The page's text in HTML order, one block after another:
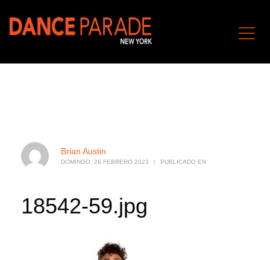
Brian Austin
DOMINGO, 26 FEBRERO 2023 / PUBLICADO EN
18542-59.jpg